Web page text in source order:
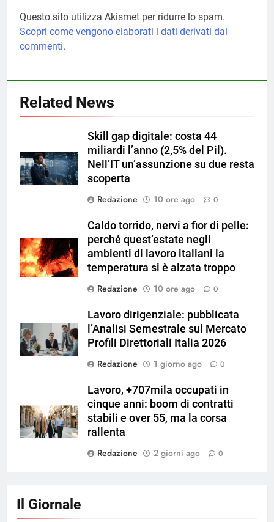
Questo sito utilizza Akismet per ridurre lo spam.
Scopri come vengono elaborati i dati derivati dai
commenti.
Related News
Skill gap digitale: costa 44
miliardi l’anno (2,5% del Pil).
Nell’IT un’assunzione su due resta
scoperta
Redazione
10 ore ago 0
Caldo torrido, nervi a fior di pelle:
perché quest’estate negli
ambienti di lavoro italiani la
temperatura si è alzata troppo
Redazione
10 ore ago 0
Lavoro dirigenziale: pubblicata
l’Analisi Semestrale sul Mercato
Profili Direttoriali Italia 2026
Redazione
1 giorno ago 0
Lavoro, +707mila occupati in
cinque anni: boom di contratti
stabili e over 55, ma la corsa
rallenta
Redazione
2 giorni ago 0
Il Giornale